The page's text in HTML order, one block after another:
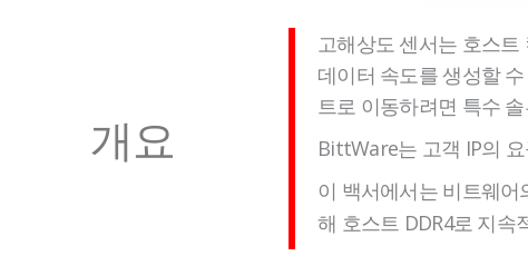
개요
고해상도 센서는 호스트
데이터 속도를 생성할
트로 이동하려면 특수
BittWare는 고객 IP의
이 백서에서는 비트웨어
해 호스트 DDR4로 지속